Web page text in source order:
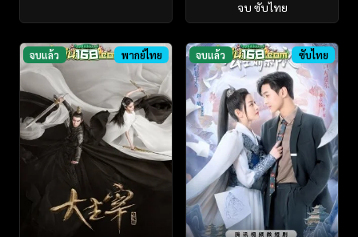
จบ ซับไทย
จบแล้ว พากย์ไทย จบแล้ว ซับไทย